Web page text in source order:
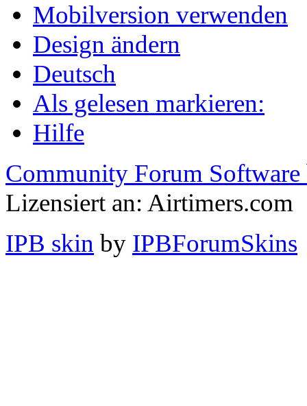
Mobilversion verwenden
Design ändern
Deutsch
Als gelesen markieren:
Hilfe
Community Forum Software
Lizensiert an: Airtimers.com
IPB skin by IPBForumSkins